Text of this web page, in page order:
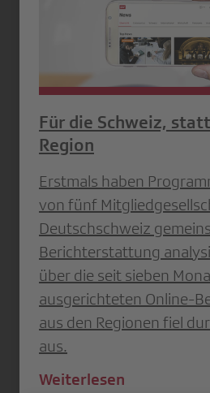
Für die Schweiz,
Region
Erstmals haben
von fünf
Deutschschweiz
Berichterstattung
über die seit sieben
ausgerichteten Online-
aus den Regionen fiel
aus.
Weiterlesen